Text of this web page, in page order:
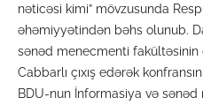
nəticəsi kimi” mövzusunda
əhəmiyyətindən bəhs olunub.
sənəd menecmenti fakültəsinin
Cabbarlı çıxış edərək
BDU-nun İnformasiya və